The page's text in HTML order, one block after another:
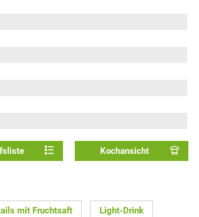
Kochansicht
mit Fruchtsaft Light-Drink